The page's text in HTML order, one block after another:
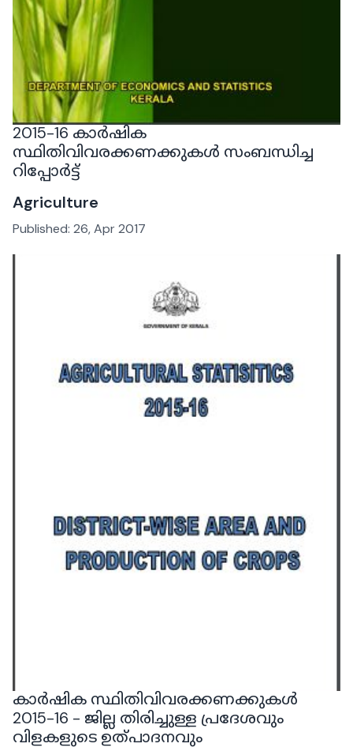
2015-16 കാർഷിക
സ്ഥിതിവിവരക്കണക്കുകൾ സംബന്ധിച്ച
റിപ്പോർട്ട്
Agriculture
Published: 26, Apr 2017
കാർഷിക സ്ഥിതിവിവരക്കണക്കുകൾ
2015-16 - ജില്ല തിരിച്ചുള്ള പ്രദേശവും
വിളകളുടെ ഉത്പാദനവും